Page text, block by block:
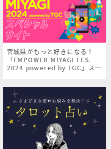
宮城県がもっと好きになる！
「EMPOWER MIYAGI FES.
2024 powered by TGC」スペ